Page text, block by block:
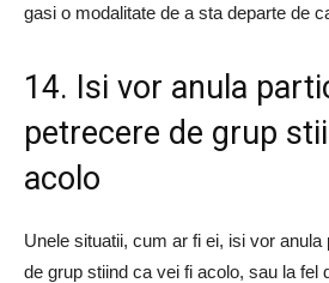
gasi o modalitate de a sta departe de
14. Isi vor anula
petrecere de grup
acolo
Unele situatii, cum ar fi ei, isi vor
de grup stiind ca vei fi acolo, sau la fel